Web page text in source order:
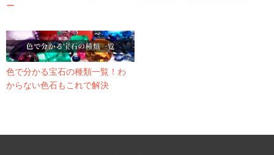
ー
色で分かる宝石の種類一覧！わ
からない色石もこれで解決